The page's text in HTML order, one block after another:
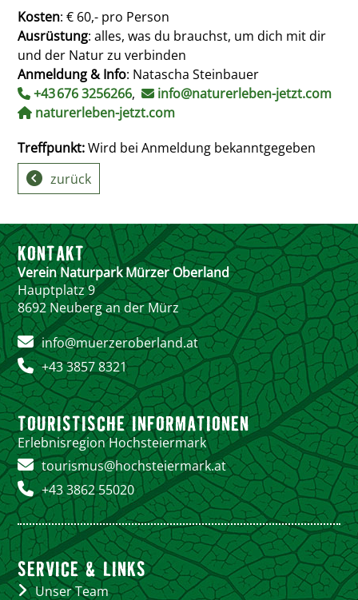
Kosten: € 60,- pro Person
Ausrüstung: alles, was du brauchst, um dich mit dir
und der Natur zu verbinden
Anmeldung & Info: Natascha Steinbauer
+43 676 3256266,
info@naturerleben-jetzt.com
naturerleben-jetzt.com
Treffpunkt:Wird bei Anmeldung bekanntgegeben
zurück
KONTAKT
Verein Naturpark Mürzer Oberland
Hauptplatz 9
8692 Neuberg an der Mürz
info@muerzeroberland.at
+43 3857 8321
TOURISTISCHE INFORMATIONEN
Erlebnisregion Hochsteiermark
tourismus@hochsteiermark.at
+43 3862 55020
SERVICE & LINKS
Unser Team